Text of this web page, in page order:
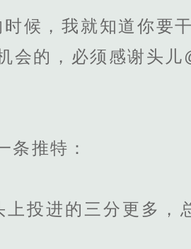
，我就知道你要
会的，必须感谢头
推特：
投进的三分更多，